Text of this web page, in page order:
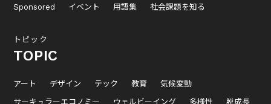
Sponsored
イベント 用語集 社会課題を知る
トピック
TOPIC
アート デザイン テック 教育
気候変動
サーキュラーエコノミー
ウェルビーイング 多様性 脱成長